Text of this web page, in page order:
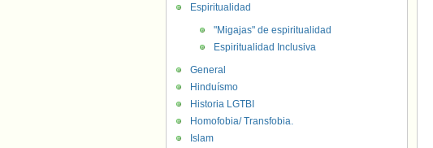
Espiritualidad
"Migajas" de espiritualidad
Espiritualidad Inclusiva
General
Hinduísmo
Historia LGTBI
Homofobia/ Transfobia.
Islam